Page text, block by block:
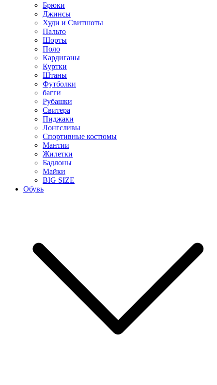
Брюки
Джинсы
Худи и Свитшоты
Пальто
Шорты
Поло
Кардиганы
Куртки
Штаны
Футболки
багги
Рубашки
Свитера
Пиджаки
Лонгсливы
Спортивные костюмы
Мантии
Жилетки
Бадлоны
Майки
BIG SIZE
Обувь